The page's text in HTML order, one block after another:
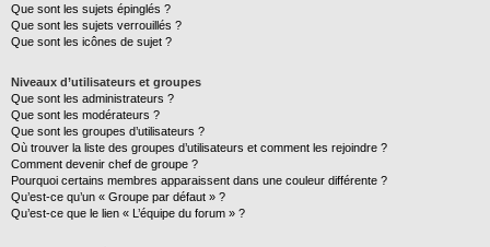
Que sont les sujets épinglés ?
Que sont les sujets verrouillés ?
Que sont les icônes de sujet ?
Niveaux d’utilisateurs et groupes
Que sont les administrateurs ?
Que sont les modérateurs ?
Que sont les groupes d’utilisateurs ?
Où trouver la liste des groupes d’utilisateurs et comment les rejoindre ?
Comment devenir chef de groupe ?
Pourquoi certains membres apparaissent dans une couleur différente ?
Qu’est-ce qu’un « Groupe par défaut » ?
Qu’est-ce que le lien « L’équipe du forum » ?